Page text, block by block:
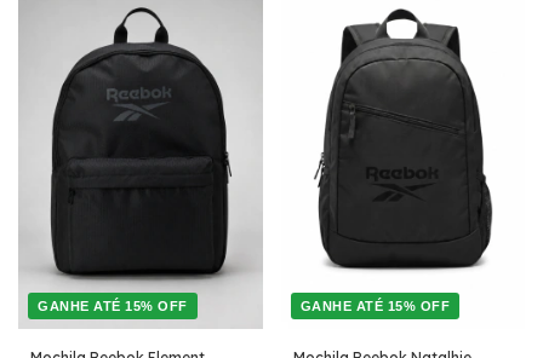
GANHE ATÉ 15% OFF GANHE ATÉ 15% OFF